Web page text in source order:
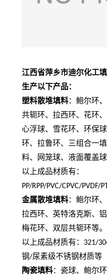
江西省萍乡市迪尔化工
生产以下产品：
塑料散堆填料：鲍尔环
共轭环、拉西环、花环
心浮球、雪花环、环保
环、拉鲁环、三组合一
料、网笼球、液面覆盖
以上成品材质有：
PP/RPP/PVC/CPVC/PVDF/
金属散堆填料：鲍尔环
拉西环、英特洛克斯、
梅花环、双层共轭环等。
以上成品材质有： 321/
钢/尿素级不锈钢材质等
陶瓷填料：瓷球、鲍尔